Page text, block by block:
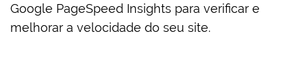
Google PageSpeed Insights para verificar e
melhorar a velocidade do seu site.